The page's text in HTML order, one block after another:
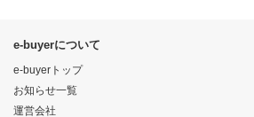
e-buyerについて
e-buyerトップ
お知らせ一覧
運営会社